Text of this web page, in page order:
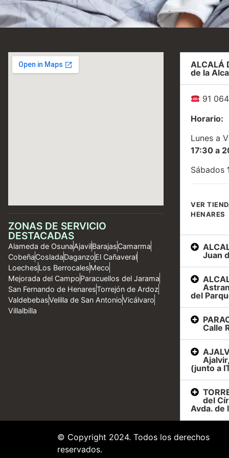
ZONAS DE SERVICIO
DESTACADAS
Alameda de OsunaAjavilBarajasCamarma
CobeñaCosladaDaganzoEl Cañaveral
LoechesLos BerrocalesMeco
Mejorada del CampoParacuellos del Jarama
San Fernando de HenaresTorrejón de Ardoz
ValdebebasVelilla de San AntonioVicálvaro
Villalbilla
ALCALÁ
de la
91
Horario:
Lunes a
17:30 a
Sábados
VER
HENARES
Juan
del
Calle
(junto a
del
Avda. de
© Copyright 2024. Todos los derechos
reservados.